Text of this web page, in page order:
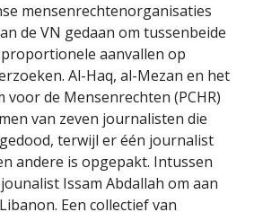
mensenrechtenorganisaties
de VN gedaan om tussenbeide
aanvallen op
Al-Haq, al-Mezan en het
voor de Mensenrechten (PCHR)
van zeven journalisten die
terwijl er één journalist
andere is opgepakt. Intussen
Issam Abdallah om aan
Een collectief van